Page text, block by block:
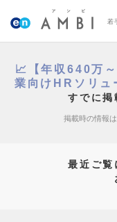
若
📈【年収640万
業向けHRソリュ
すでに掲
掲載時の情報は
最近ご覧